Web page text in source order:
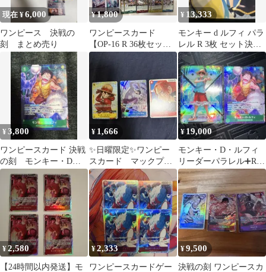
現在 ¥6,000
ワンピース 決戦の
刻 まとめ売り
¥1,800
ワンピースカード
【OP-16 R 36枚セッ
ト】OP-16 決戦の刻
¥ 13,333
モンキー d ルフィ パラ
レル R 3枚 セット決戦
の刻
¥3,800
ワンピースカード 決戦
の刻 モンキー・D・
ルフィ OP16-034 R パ
ラレル
¥ 1,666
✨日曜限定✨ワンピー
スカード マックプロ
モルフィ、決戦の刻レ
アパラ、シャンクス
¥ 19,000
モンキー・D・ルフィ
リーダーパラレル➕R
パラレル セット
¥2,580
【24時間以内発送】モ
¥2,333
ワンピースカードゲー
¥9,500
決戦の刻 ワンピースカ